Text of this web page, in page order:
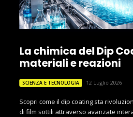
La chimica del Dip
materiali e reazioni
SCIENZA E TECNOLOGIA 12 Luglio 2026
Scopri come il dip coating sta
di film sottili attraverso avanzate